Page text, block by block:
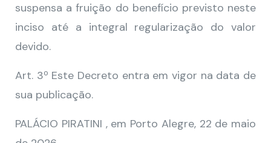
suspensa a fruição do benefício previsto neste
inciso até a integral regularização do valor
devido.
Art. 3º Este Decreto entra em vigor na data de
sua publicação.
PALÁCIO PIRATINI , em Porto Alegre, 22 de maio